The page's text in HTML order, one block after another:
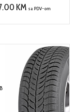
KM sa PDV-om